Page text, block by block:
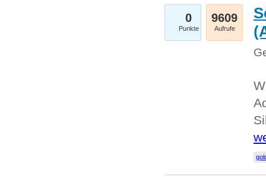
0
Punkte
9609
Aufrufe